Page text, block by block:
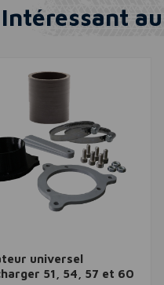
Intéressant
universel
51, 54, 57 et 60